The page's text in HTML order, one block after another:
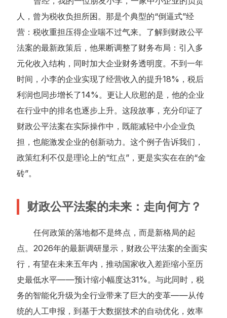
人，曾为税收负担所困。那是个典型的“倒逼式”经
营：税收重担压得企业喘不过气来。了解到财政公平
法案的最新政策后，他果断调整了财务布局：引入多
元化收入结构，同时加大企业财务透明度。不到一年
时间，小李的企业实现了经营收入的提升18%，税后
利润也同步增长了14%。更让人欣慰的是，他的企业
在行业中的排名也逐步上升。这段故事，充分印证了
财政公平法案在实际操作中，既能减轻中小企业负
担，也能激发企业的创新动力。这个例子告诉我们，
政策红利不仅是理论上的“红点”，更是实实在在的“金
砖”。
财政公平法案的未来：走向何方？
任何政策的落地都不是终点，而是新格局的起
点。2026年的最新调研显示，财政公平法案的全面实
行，有望在未来五年内，推动国家收入差距缩小至历
史最低水平——预计缩小幅度达31%。与此同时，税
务的智能化升级为全行业带来了巨大的变革——从传
统的人工申报，到基于大数据技术的自动优化，效率